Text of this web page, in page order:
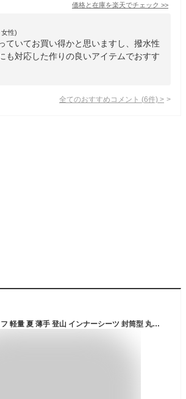
価格と在庫を楽天でチェック >>
性)
ていてお買い得かと思いますし、撥水性
も対応した作りの良いアイテムでおすす
全てのおすすめコメント (6件) >
寝袋 インナーシュラフ 軽量 夏 薄手 登山 インナーシーツ 封筒型 丸洗い可能 コンパクト 収納 シーツ 洗える 防災 緊急時 ボックスシーツ 防災 トラベルシーツ 緊急時 防災グッズ キャンプ用品 車中泊 山小屋泊 収納袋付き 送料無料